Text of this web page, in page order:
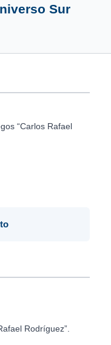
Sur
“Carlos Rafael
Rodríguez”.